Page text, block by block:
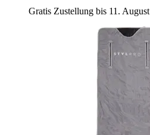
Gratis Zustellung bis 11. August